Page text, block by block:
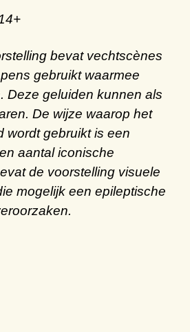
bevat vechtscènes
gebruikt waarmee
Deze geluiden kunnen als
De wijze waarop het
wordt gebruikt is een
aantal iconische
de voorstelling visuele
mogelijk een epileptische